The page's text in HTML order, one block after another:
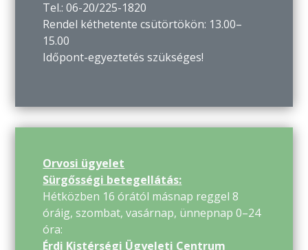
Tel.: 06-20/225-1820
Rendel kéthetente csütörtökön: 13.00–
15.00
Időpont-egyeztetés szükséges!
Orvosi ügyelet
Sürgősségi betegellátás:
Hétközben 16 órától másnap reggel 8
óráig, szombat, vasárnap, ünnepnap 0–24
óra:
Érdi Kistérségi Ügyeleti Centrum